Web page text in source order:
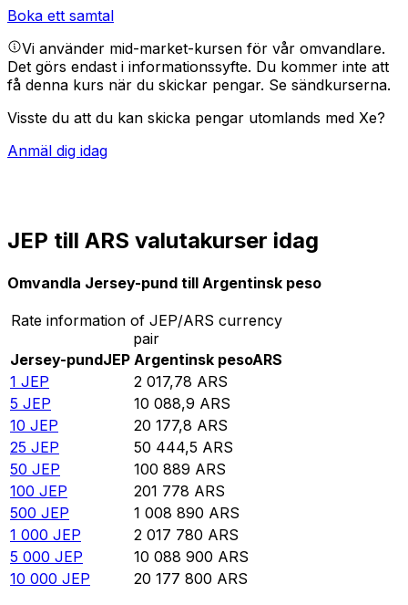
Boka ett samtal
Vi använder mid-market-kursen för vår omvandlare.
Det görs endast i informationssyfte. Du kommer inte att
få denna kurs när du skickar pengar. Se sändkurserna.
Visste du att du kan skicka pengar utomlands med Xe?
Anmäl dig idag
JEP till ARS valutakurser idag
Omvandla Jersey-pund till Argentinsk peso
Rate information of JEP/ARS currency
pair
Jersey-pundJEP Argentinsk pesoARS
1 JEP 2 017,78 ARS
5 JEP 10 088,9 ARS
10 JEP 20 177,8 ARS
25 JEP 50 444,5 ARS
50 JEP 100 889 ARS
100 JEP 201 778 ARS
500 JEP 1 008 890 ARS
1 000 JEP 2 017 780 ARS
5 000 JEP 10 088 900 ARS
10 000 JEP 20 177 800 ARS